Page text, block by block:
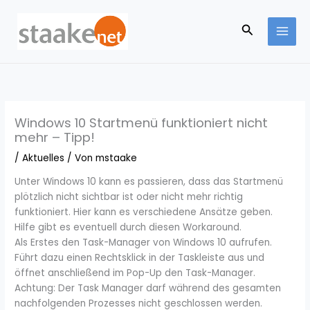
springen
Suchen
Windows 10 Startmenü funktioniert nicht
mehr – Tipp!
/Aktuelles / Vonmstaake
Unter Windows 10 kann es passieren, dass das Startmenü
plötzlich nicht sichtbar ist oder nicht mehr richtig
funktioniert. Hier kann es verschiedene Ansätze geben.
Hilfe gibt es eventuell durch diesen Workaround.
Als Erstes den Task-Manager von Windows 10 aufrufen.
Führt dazu einen Rechtsklick in der Taskleiste aus und
öffnet anschließend im Pop-Up den Task-Manager.
Achtung: Der Task Manager darf während des gesamten
nachfolgenden Prozesses nicht geschlossen werden.